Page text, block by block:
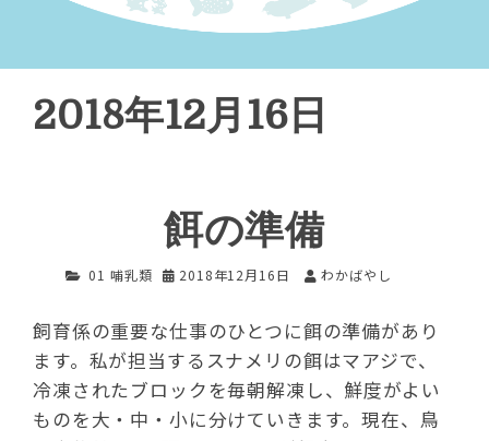
2018年12月16日
餌の準備
01 哺乳類 2018年12月16日 わかばやし
飼育係の重要な仕事のひとつに餌の準備があり
ます。私が担当するスナメリの餌はマアジで、
冷凍されたブロックを毎朝解凍し、鮮度がよい
ものを大・中・小に分けていきます。現在、鳥